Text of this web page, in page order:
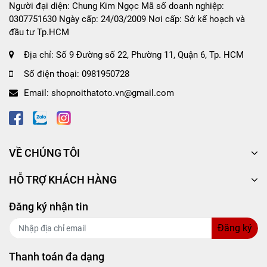
Sử dụng cho cả ngoại thất lẫn nội thất ô tô.
Sản phẩm có độ đàn hồi tốt, bám dính cao.
Không thấm nước, khả năng chống tia UV vượt
trội khi sử dụng ở không gian ngoại thất.
dễ dàng tháo ra khi không dùng.
Hướng dẫn sử dụng và bảo quản Băng keo 2 mặt
Hướng dẫn sử dụng: Dùng như băng keo 2 mặt
thông thường. Trong vòng 48 tiếng băng keo sẽ
bắt đầu kết dính, trong thời gian này vui lòng
không dịch chuyển hay thay đổi vị trí cần dán.
Đế tháo băng dính ra, dùng tay miết phần lỗi
Acrylic, băng keo sẽ rơi theo dạng khối và
Người đại diện: Chung Kim Ngọc Mã số doanh nghiệp:
0307751630 Ngày cấp: 24/03/2009 Nơi cấp: Sở kế hoạch và
đầu tư Tp.HCM
Địa chỉ: Số 9 Đường số 22, Phường 11, Quận 6, Tp. HCM
Số điện thoại: 0981950728
Email: shopnoithatoto.vn@gmail.com
VỀ CHÚNG TÔI
HỖ TRỢ KHÁCH HÀNG
Đăng ký nhận tin
Đăng ký
Thanh toán đa dạng